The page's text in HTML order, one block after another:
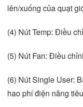
lên/xuống của quạt
(4) Nút Temp: Điều
(5) Nút Fan: Điều
(6) Nút Single User:
hao phí điện năng